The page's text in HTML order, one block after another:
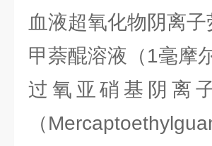
血液超氧化物阴离
甲萘醌溶液（1毫摩尔
过氧亚硝基阴离
（